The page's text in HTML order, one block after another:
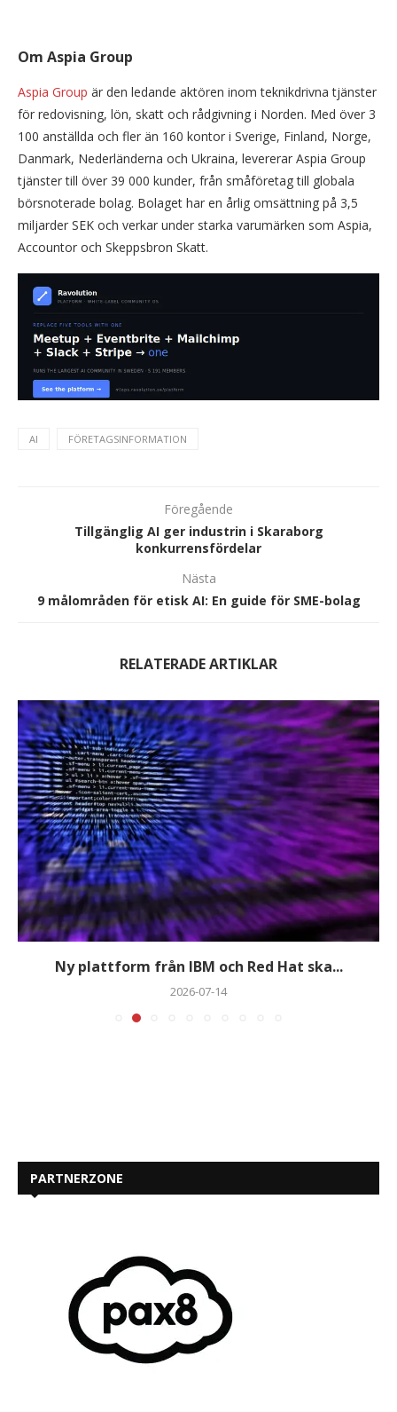
Om Aspia Group
Aspia Group är den ledande aktören inom teknikdrivna tjänster
för redovisning, lön, skatt och rådgivning i Norden. Med över 3
100 anställda och fler än 160 kontor i Sverige, Finland, Norge,
Danmark, Nederländerna och Ukraina, levererar Aspia Group
tjänster till över 39 000 kunder, från småföretag till globala
börsnoterade bolag. Bolaget har en årlig omsättning på 3,5
miljarder SEK och verkar under starka varumärken som Aspia,
Accountor och Skeppsbron Skatt.
AI FÖRETAGSINFORMATION
Föregående
Tillgänglig AI ger industrin i Skaraborg
konkurrensfördelar
Nästa
9 målområden för etisk AI: En guide för SME-bolag
RELATERADE ARTIKLAR
Ny plattform från IBM och Red Hat ska...
2026-07-14
PARTNERZONE